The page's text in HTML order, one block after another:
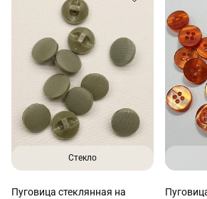
Стекло
Пуговица стеклянная на